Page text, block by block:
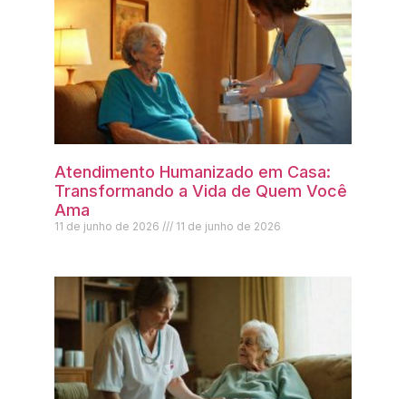
Atendimento Humanizado em Casa:
Transformando a Vida de Quem Você
Ama
11 de junho de 2026 11 de junho de 2026